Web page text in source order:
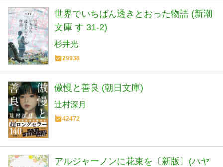
世界でいちばん透きとおった物語 (新潮
文庫 す 31-2)
杉井光
29938
傲慢と善良 (朝日文庫)
辻村深月
42472
アルジャーノンに花束を〔新版〕(ハヤ